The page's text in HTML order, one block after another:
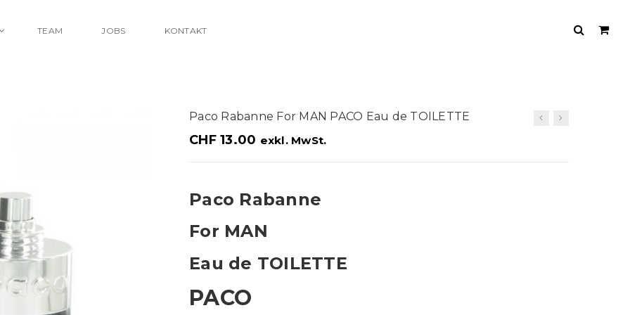
TEAM JOBS KONTAKT
Paco Rabanne For MAN PACO Eau de TOILETTE
CHF13.00 exkl. MwSt.
Paco Rabanne
For MAN
Eau de TOILETTE
PACO